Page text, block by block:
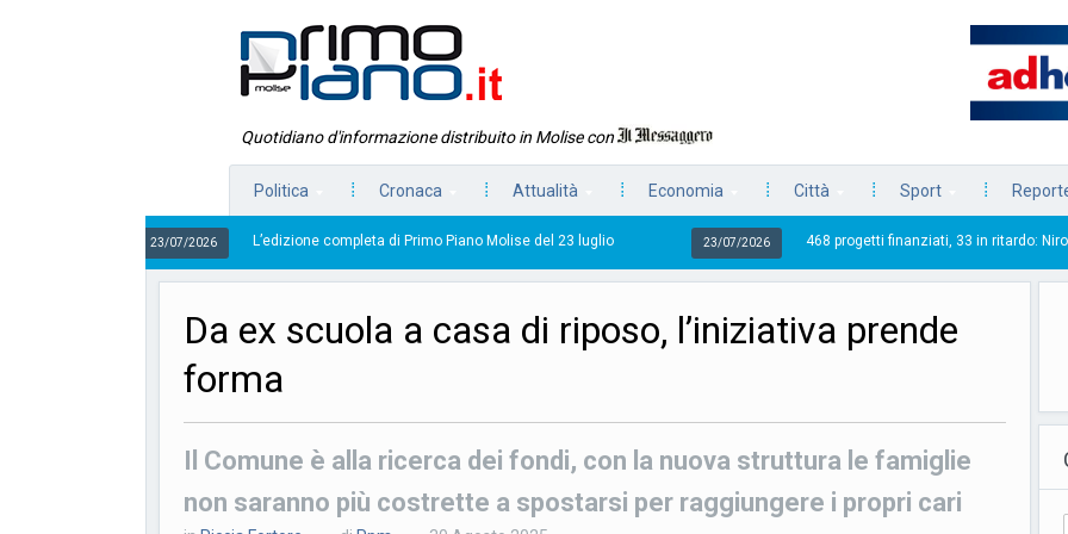
Quotidiano d'informazione distribuito in Molise con
Politica Cronaca Attualità Economia Città Sport
L’edizione completa di Primo Piano Molise del 23 luglio 23/07/2026 468 progetti finanziati, 33 in ritardo: Niro riferisce
Da ex scuola a casa di riposo, l’iniziativa prende
forma
Il Comune è alla ricerca dei fondi, con la nuova struttura le famiglie
non saranno più costrette a spostarsi per raggiungere i propri cari